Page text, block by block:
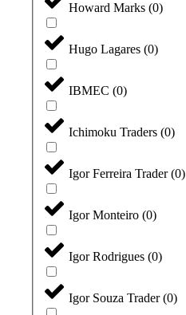
Howard Marks (0)
Hugo Lagares (0)
IBMEC (0)
Ichimoku Traders (0)
Igor Ferreira Trader(0)
Igor Monteiro (0)
Igor Rodrigues (0)
Igor Souza Trader(0)